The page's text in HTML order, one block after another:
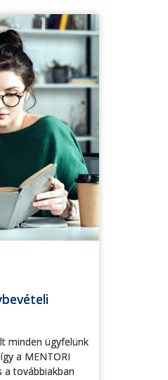
minden ügyfelünk
a MENTORI
a továbbiakban